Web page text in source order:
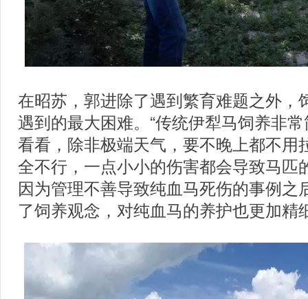
在昭苏，郭进除了遇到繁育难题之外，
遇到的最大困难。“传统伊犁马饲养非
看看，除非极端天气，要不晚上都不用
全不行，一点小小的伤害都会导致马匹
因为管理不善导致纯血马死伤的事例之
了饲养观念，对纯血马的养护也更加精